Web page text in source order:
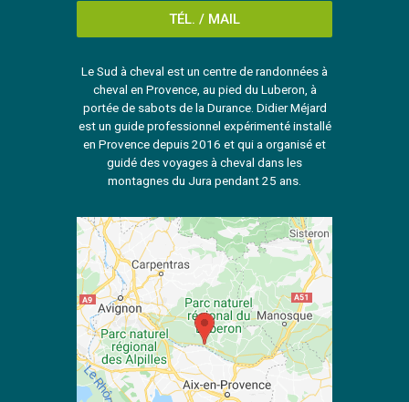
TÉL. / MAIL
Le Sud à cheval est un centre de randonnées à
cheval en Provence, au pied du Luberon, à
portée de sabots de la Durance. Didier Méjard
est un guide professionnel expérimenté installé
en Provence depuis 2016 et qui a organisé et
guidé des voyages à cheval dans les
montagnes du Jura pendant 25 ans.